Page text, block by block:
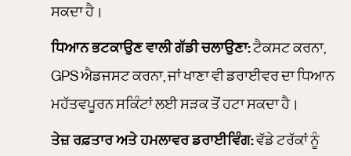
ਸਕਦਾ ਹੈ।
ਧਿਆਨ ਭਟਕਾਉਣ ਵਾਲੀ ਗੱਡੀ ਚਲਾਉਣਾ:ਟੈਕਸਟ ਕਰਨਾ,
GPS ਐਡਜਸਟ ਕਰਨਾ, ਜਾਂ ਖਾਣਾ ਵੀ ਡਰਾਈਵਰ ਦਾ ਧਿਆਨ
ਮਹੱਤਵਪੂਰਨ ਸਕਿੰਟਾਂ ਲਈ ਸੜਕ ਤੋਂ ਹਟਾ ਸਕਦਾ ਹੈ।
ਤੇਜ਼ ਰਫ਼ਤਾਰ ਅਤੇ ਹਮਲਾਵਰ ਡਰਾਈਵਿੰਗ:ਵੱਡੇ ਟਰੱਕਾਂ ਨੂੰ